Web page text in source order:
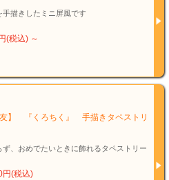
手描きしたミニ屏風です
(税込) ～
友】 『くろちく』 手描きタペストリ
ず、おめでたいときに飾れるタペストリー
円(税込)